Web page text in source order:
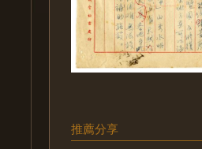
推薦分享